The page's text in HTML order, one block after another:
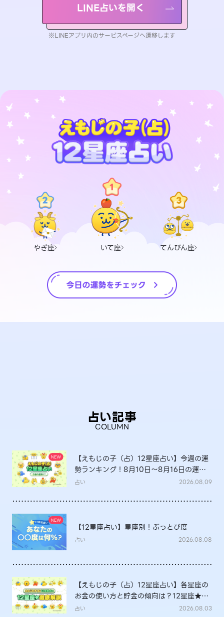
LINE占いを開く
※LINEアプリ内のサービスページへ遷移します
やぎ座 いて座 てんびん座
占い記事
COLUMN
【えもじの子（占）12星座占い】今週の運
勢ランキング！8月10日～8月16日の運勢
は？
占い 2026.08.09
【12星座占い】星座別！ぶっとび度
占い 2026.08.08
【えもじの子（占）12星座占い】各星座の
お金の使い方と貯金の傾向は？12星座★徹
底解説
占い 2026.08.03